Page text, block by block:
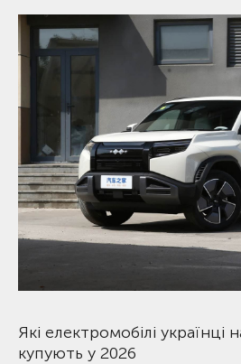
Які електромобілі українці
купують у 2026